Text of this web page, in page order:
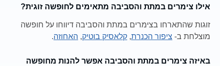
אילו צימרים במתת והסביבה מתאימים לחופשה זוגית?
זוגות שהתארחו בצימרים במתת והסביבה דיווחו על חופשה
מוצלחת ב- ציפור הכנרת, קלאסיק בוטיק, האחוזה.
באיזה צימרים במתת והסביבה אפשר להנות מחופשה